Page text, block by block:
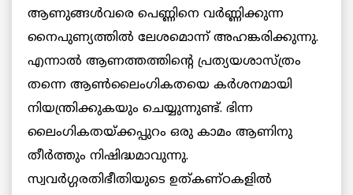
ആണുങ്ങള്‍വരെ പെണ്ണിനെ വര്‍ണ്ണിക്കുന്ന
നൈപുണ്യത്തില്‍ ലേശമൊന്ന് അഹങ്കരിക്കുന്നു.
എന്നാല്‍ ആണത്തത്തിന്റെ പ്രത്യയശാസ്ത്രം
തന്നെ ആണ്‍ലൈംഗികതയെ കര്‍ശനമായി
നിയന്ത്രിക്കുകയും ചെയ്യുന്നുണ്ട്. ഭിന്ന
ലൈംഗികതയ്ക്കപ്പുറം ഒരു കാമം ആണിനു
തീര്‍ത്തും നിഷിദ്ധമാവുന്നു.
സ്വവര്‍ഗ്ഗരതിഭീതിയുടെ ഉത്കണ്ഠകളില്‍